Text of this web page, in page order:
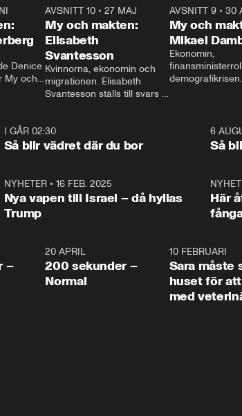
23:40
Denice
My och
AVSNITT 10 •27 MAJ
My och makten:
Elisabeth
Svantesson
Kvinnorna, ekonomin och
migrationen. Elisabeth
Svantesson ställs till svars
AVSNITT 9• 30
My och
Mikael
Ekonomin,
demografikrisen.
och Makten.
1:06
I GÅR 02:30
Så blir vädret där du bor
6
Så
NYHETER• 16 FEB. 2025
Nya vapen till Israel – då hyllas
Trump
Här
4:23
–
20 APRIL
200 sekunder –
Normal
10 FEBRUARI
Sara måste
huset för
med